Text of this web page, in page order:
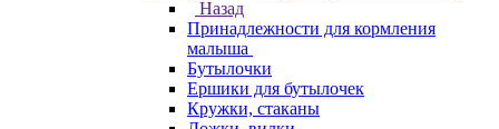
Назад
Принадлежности для кормления
малыша
Бутылочки
Ершики для бутылочек
Кружки, стаканы